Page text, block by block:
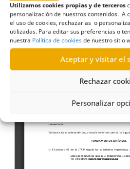
Utilizamos cookies propias y de terceros
personalización de nuestros contenidos. A
el uso de cookies, rechazarlas o
utilizadas. Para editar sus preferencias o
nuestra Política de cookiesde nuestro sitio
Aceptar y visitar el
Rechazar
Personalizar